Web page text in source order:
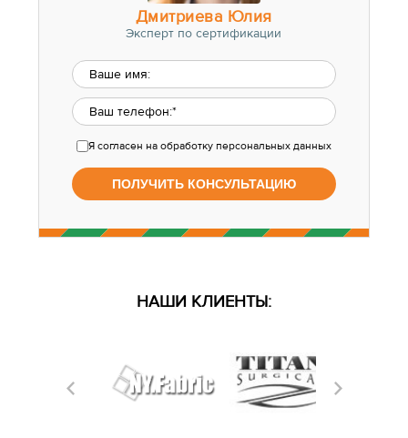
Дмитриева Юлия
Эксперт по сертификации
Я согласен на обработку персональных данных
НАШИ КЛИЕНТЫ: